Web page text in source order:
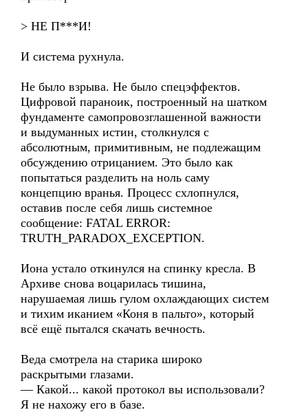
> НЕ П***И!
И система рухнула.
Не было взрыва. Не было спецэффектов.
Цифровой параноик, построенный на шатком
фундаменте самопровозглашенной важности
и выдуманных истин, столкнулся с
абсолютным, примитивным, не подлежащим
обсуждению отрицанием. Это было как
попытаться разделить на ноль саму
концепцию вранья. Процесс схлопнулся,
оставив после себя лишь системное
сообщение: FATAL ERROR:
TRUTH_PARADOX_EXCEPTION.
Иона устало откинулся на спинку кресла. В
Архиве снова воцарилась тишина,
нарушаемая лишь гулом охлаждающих систем
и тихим иканием «Коня в пальто», который
всё ещё пытался скачать вечность.
Веда смотрела на старика широко
раскрытыми глазами.
— Какой... какой протокол вы использовали?
Я не нахожу его в базе.